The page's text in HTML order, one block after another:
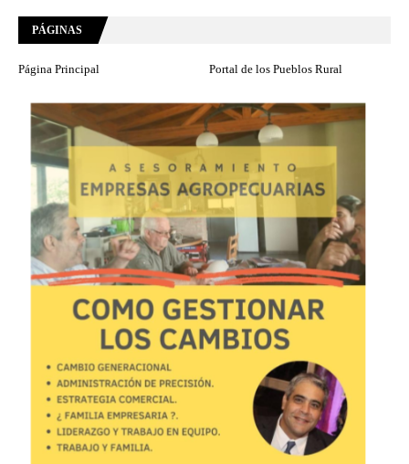
PÁGINAS
Página Principal Portal de los Pueblos Rural